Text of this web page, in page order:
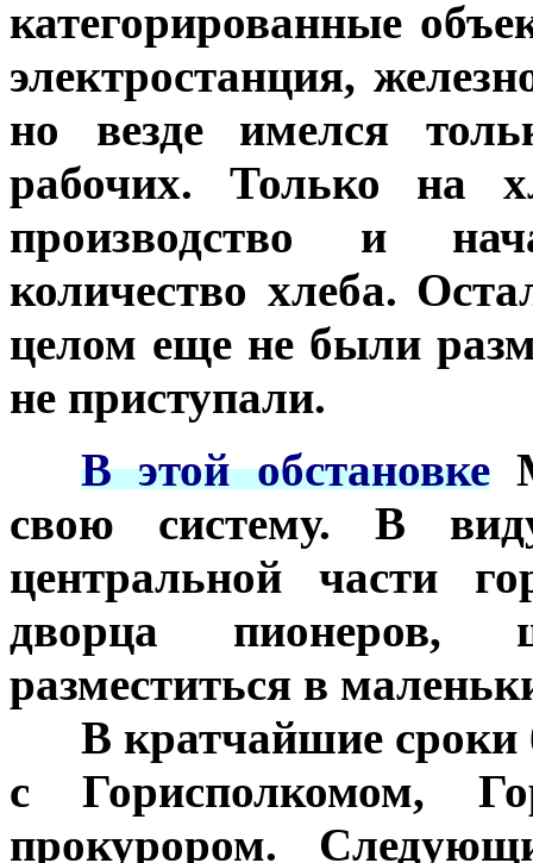
категорированные
электростанция,
но везде имелся
рабочих. Только на
производство и
количество хлеба.
целом еще не были
не приступали.
В этой обстановке
свою систему. В
центральной части
дворца
разместиться в
В кратчайшие сроки
с Горисполкомом,
прокурором.